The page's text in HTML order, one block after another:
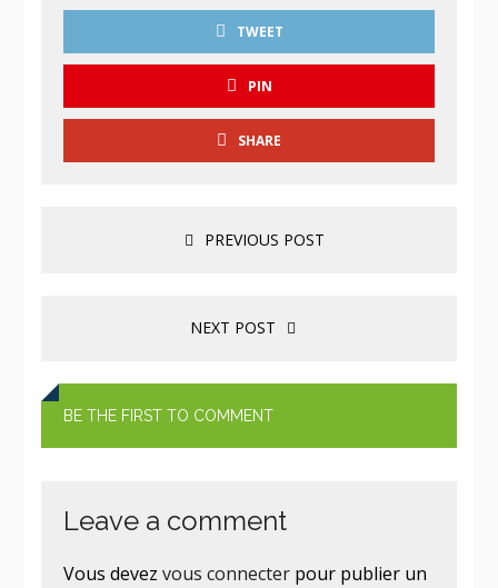
TWEET
PIN
SHARE
PREVIOUS POST
NEXT POST
BE THE FIRST TO COMMENT
Leave a comment
Vous devez vous connecterpour publier un